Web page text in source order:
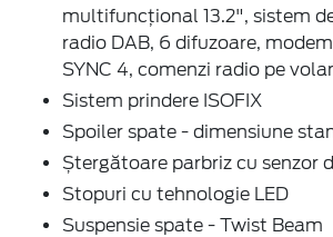
multifuncțional 13.2", sistem
radio DAB, 6 difuzoare,
SYNC 4, comenzi radio pe
Sistem prindere ISOFIX
Spoiler spate - dimensiune
Ștergătoare parbriz cu senzor
Stopuri cu tehnologie LED
Suspensie spate - Twist Beam